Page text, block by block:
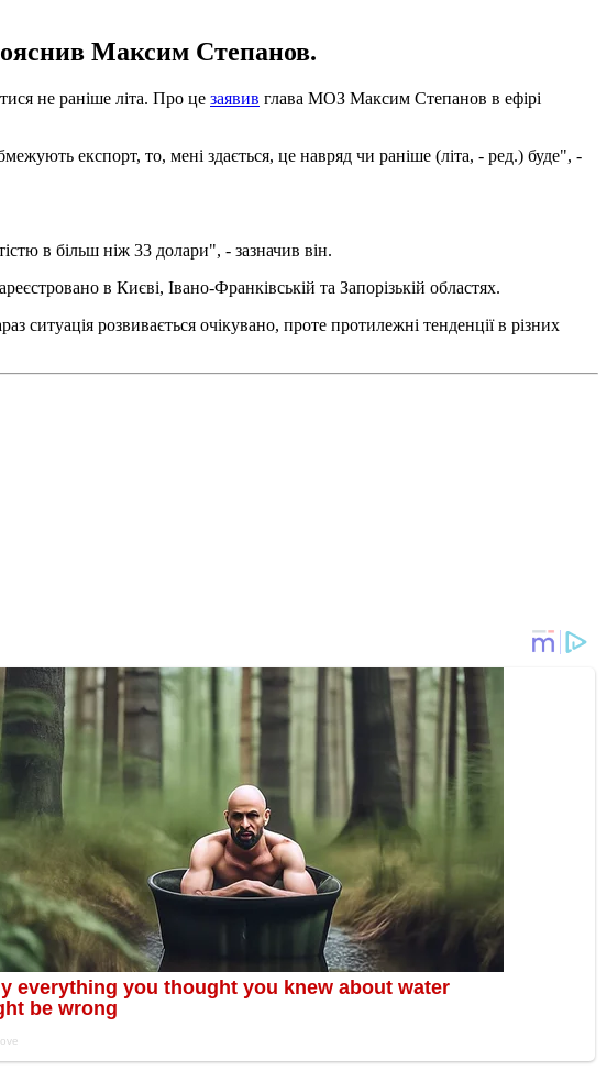
Максим Степанов.
не раніше літа. Про це заявив глава МОЗ Максим Степанов в ефірі
експорт, то, мені здається, це навряд чи раніше (літа, - ред.) буде", -
в більш ніж 33 долари", - зазначив він.
в Києві, Івано-Франківській та Запорізькій областях.
ситуація розвивається очікувано, проте протилежні тенденції в різних